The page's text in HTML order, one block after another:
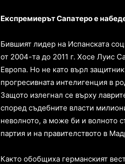
Експремиерът Сапатеро е
Бившият лидер на Испанската
от 2004-та до 2011 г. Хосе Луис
Европа. Но не като върл
прогресивната интелигенция в
Защото излегнал се върху
според съдебните власти
неволното, а може би и волното
партия и на правителството в
Както обобщиха германският